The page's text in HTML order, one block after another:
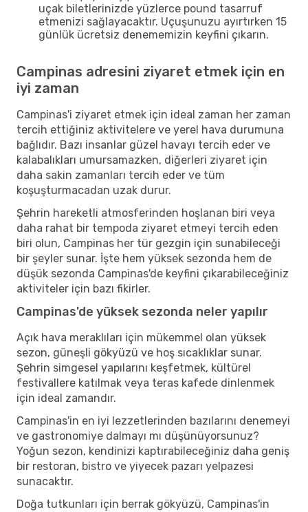
uçak biletlerinizde yüzlerce pound tasarruf
etmenizi sağlayacaktır. Uçuşunuzu ayırtırken 15
günlük ücretsiz denememizin keyfini çıkarın.
Campinas adresini ziyaret etmek için en
iyi zaman
Campinas'i ziyaret etmek için ideal zaman her zaman
tercih ettiğiniz aktivitelere ve yerel hava durumuna
bağlıdır. Bazı insanlar güzel havayı tercih eder ve
kalabalıkları umursamazken, diğerleri ziyaret için
daha sakin zamanları tercih eder ve tüm
koşuşturmacadan uzak durur.
Şehrin hareketli atmosferinden hoşlanan biri veya
daha rahat bir tempoda ziyaret etmeyi tercih eden
biri olun, Campinas her tür gezgin için sunabileceği
bir şeyler sunar. İşte hem yüksek sezonda hem de
düşük sezonda Campinas'de keyfini çıkarabileceğiniz
aktiviteler için bazı fikirler.
Campinas'de yüksek sezonda neler yapılır
Açık hava meraklıları için mükemmel olan yüksek
sezon, güneşli gökyüzü ve hoş sıcaklıklar sunar.
Şehrin simgesel yapılarını keşfetmek, kültürel
festivallere katılmak veya teras kafede dinlenmek
için ideal zamandır.
Campinas'in en iyi lezzetlerinden bazılarını denemeyi
ve gastronomiye dalmayı mı düşünüyorsunuz?
Yoğun sezon, kendinizi kaptırabileceğiniz daha geniş
bir restoran, bistro ve yiyecek pazarı yelpazesi
sunacaktır.
Doğa tutkunları için berrak gökyüzü, Campinas'in